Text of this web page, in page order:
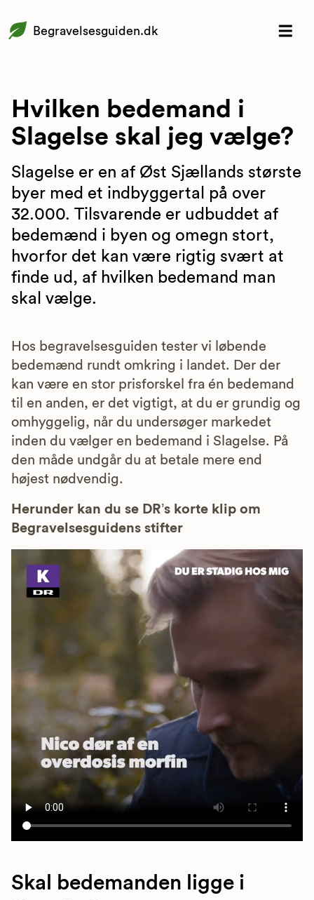
Begravelsesguiden.dk
Hvilken bedemand i
Slagelse skal jeg vælge?
Slagelse er en af Øst Sjællands største
byer med et indbyggertal på over
32.000. Tilsvarende er udbuddet af
bedemænd i byen og omegn stort,
hvorfor det kan være rigtig svært at
finde ud, af hvilken bedemand man
skal vælge.
Hos begravelsesguiden tester vi løbende
bedemænd rundt omkring i landet. Der der
kan være en stor prisforskel fra én bedemand
til en anden, er det vigtigt, at du er grundig og
omhyggelig, når du undersøger markedet
inden du vælger en bedemand i Slagelse. På
den måde undgår du at betale mere end
højest nødvendig.
Herunder kan du se DR’s korte klip om
Begravelsesguidens stifter
Skal bedemanden ligge i